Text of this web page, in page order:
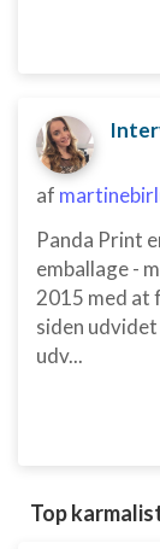
af
Panda Print
emballage -
2015 med at
siden
udv...
Top